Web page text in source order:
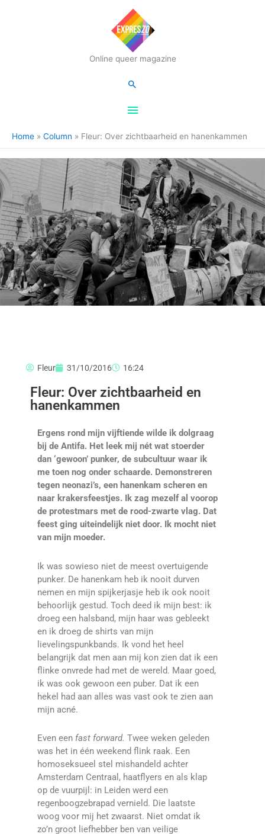
Online queer magazine
Hoofdmenu
Zoeken
Home Column Fleur: Over zichtbaarheid en hanenkammen
Fleur 31/10/2016 16:24
Fleur: Over zichtbaarheid en
hanenkammen
Ergens rond mijn vijftiende wilde ik dolgraag
bij de Antifa. Het leek mij nét wat stoerder
dan ‘gewoon’ punker, de subcultuur waar ik
me toen nog onder schaarde. Demonstreren
tegen neonazi’s, een hanenkam scheren en
naar krakersfeestjes. Ik zag mezelf al voorop
de protestmars met de rood-zwarte vlag. Dat
feest ging uiteindelijk niet door. Ik mocht niet
van mijn moeder.
Ik was sowieso niet de meest overtuigende
punker. De hanenkam heb ik nooit durven
nemen en mijn spijkerjasje heb ik ook nooit
behoorlijk gestud. Toch deed ik mijn best: ik
droeg een halsband, mijn haar was gebleekt
en ik droeg de shirts van mijn
lievelingspunkbands. Ik vond het heel
belangrijk dat men aan mij kon zien dat ik een
flinke onvrede had met de wereld. Maar goed,
ik was ook gewoon een puber. Dat ik een
hekel had aan alles was vast ook te zien aan
mijn acné.
Even een fast forward. Twee weken geleden
was het in één weekend flink raak. Een
homoseksueel stel mishandeld achter
Amsterdam Centraal, haatflyers en als klap
op de vuurpijl: in Leiden werd een
regenboogzebrapad vernield. Die laatste
woog voor mij het zwaarst. Niet omdat ik
zo’n groot liefhebber ben van veilige